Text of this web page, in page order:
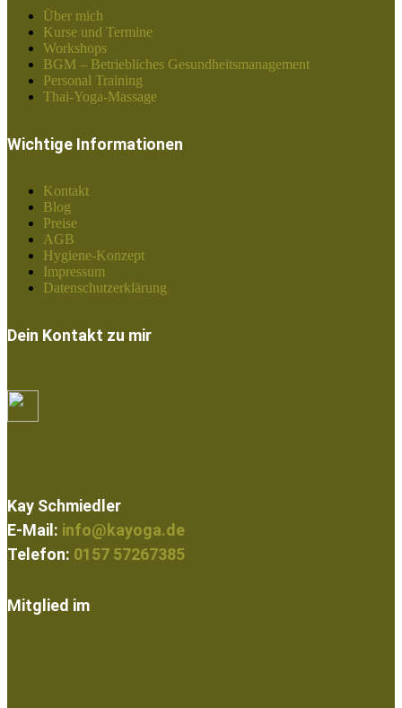
Über mich
Kurse und Termine
Workshops
BGM – Betriebliches Gesundheitsmanagement
Personal Training
Thai-Yoga-Massage
Wichtige Informationen
Kontakt
Blog
Preise
AGB
Hygiene-Konzept
Impressum
Datenschutzerklärung
Dein Kontakt zu mir
Kay Schmiedler
E-Mail: info@kayoga.de
Telefon: 0157 57267385
Mitglied im